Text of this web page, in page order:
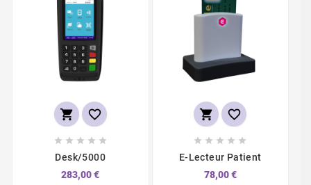
 
    
Desk/5000
283,00 €
 
    
E-Lecteur Patient
78,00 €